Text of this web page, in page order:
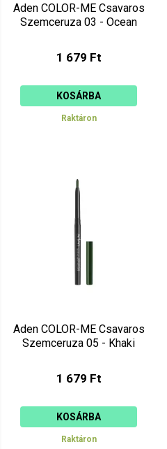
Aden COLOR-ME Csavaros
Szemceruza 03 - Ocean
1 679 Ft
KOSÁRBA
Raktáron
Aden COLOR-ME Csavaros
Szemceruza 05 - Khaki
1 679 Ft
KOSÁRBA
Raktáron